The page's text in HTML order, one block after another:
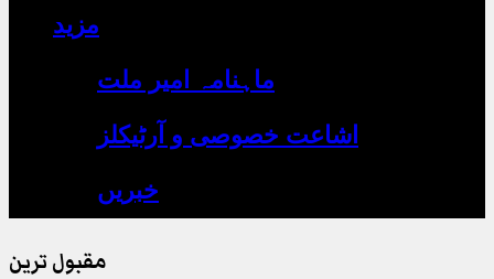
مزید
ماہنامہ امیر ملت
اشاعت خصوصی و آرٹیکلز
خبریں
مقبول ترین